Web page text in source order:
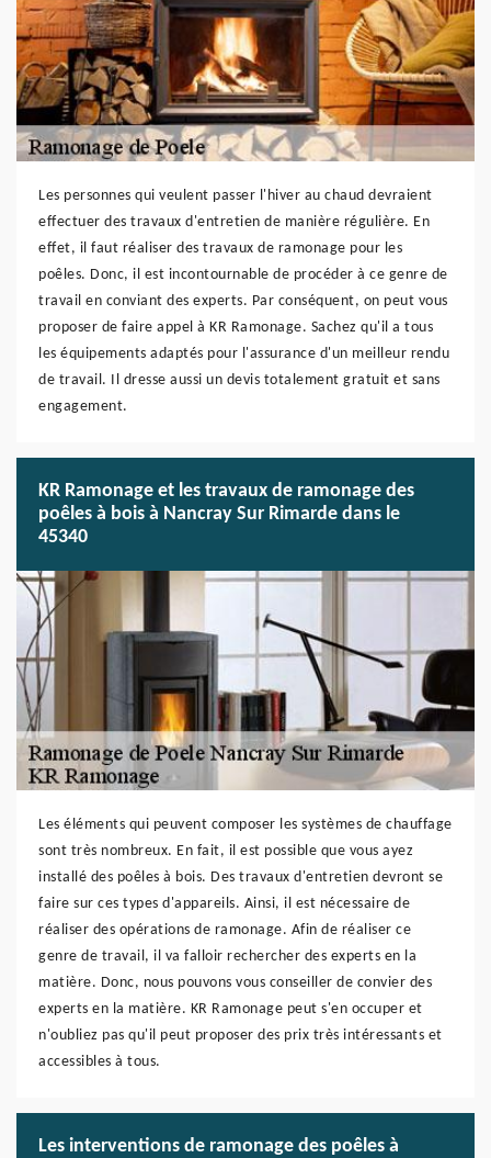
Les personnes qui veulent passer l'hiver au chaud devraient
effectuer des travaux d'entretien de manière régulière. En
effet, il faut réaliser des travaux de ramonage pour les
poêles. Donc, il est incontournable de procéder à ce genre de
travail en conviant des experts. Par conséquent, on peut vous
proposer de faire appel à KR Ramonage. Sachez qu'il a tous
les équipements adaptés pour l'assurance d'un meilleur rendu
de travail. Il dresse aussi un devis totalement gratuit et sans
engagement.
KR Ramonage et les travaux de ramonage des
poêles à bois à Nancray Sur Rimarde dans le
45340
Les éléments qui peuvent composer les systèmes de chauffage
sont très nombreux. En fait, il est possible que vous ayez
installé des poêles à bois. Des travaux d'entretien devront se
faire sur ces types d'appareils. Ainsi, il est nécessaire de
réaliser des opérations de ramonage. Afin de réaliser ce
genre de travail, il va falloir rechercher des experts en la
matière. Donc, nous pouvons vous conseiller de convier des
experts en la matière. KR Ramonage peut s'en occuper et
n'oubliez pas qu'il peut proposer des prix très intéressants et
accessibles à tous.
Les interventions de ramonage des poêles à